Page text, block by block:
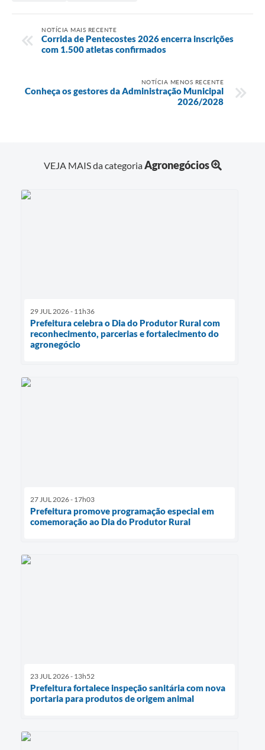
NOTÍCIA MAIS RECENTE
Corrida de Pentecostes 2026 encerra inscrições
com 1.500 atletas confirmados
NOTÍCIA MENOS RECENTE
Conheça os gestores da Administração Municipal
2026/2028
VEJA MAIS da categoriaAgronegócios
29 JUL 2026 - 11h36
Prefeitura celebra o Dia do Produtor Rural com
reconhecimento, parcerias e fortalecimento do
agronegócio
27 JUL 2026 - 17h03
Prefeitura promove programação especial em
comemoração ao Dia do Produtor Rural
23 JUL 2026 - 13h52
Prefeitura fortalece inspeção sanitária com nova
portaria para produtos de origem animal